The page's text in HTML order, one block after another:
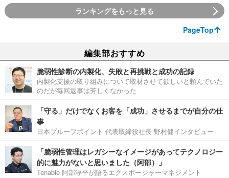
ランキングをもっと見る
PageTop
編集部おすすめ
脆弱性診断の内製化、失敗と再挑戦と成功の記録
内製化支援の取り組みについて取材させて欲しいと頼んでいた
のだが毎回返事は芳しくなかった
「守る」だけでなくお客を「成功」させるまでが自分の仕
事
日本プルーフポイント 代表取締役社長 野村健インタビュー
「脆弱性管理はレガシーなイメージがあってテクノロジー
的に魅力がないと思いました（阿部）」
Tenable 阿部淳平が語るエクスポージャーマネジメント